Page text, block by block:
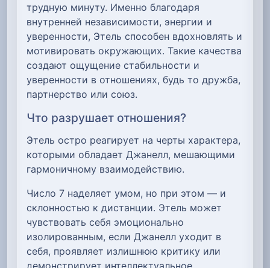
трудную минуту. Именно благодаря
внутренней независимости, энергии и
уверенности, Этель способен вдохновлять и
мотивировать окружающих. Такие качества
создают ощущение стабильности и
уверенности в отношениях, будь то дружба,
партнерство или союз.
Что разрушает отношения?
Этель остро реагирует на черты характера,
которыми обладает Джанелл, мешающими
гармоничному взаимодействию.
Число 7 наделяет умом, но при этом — и
склонностью к дистанции. Этель может
чувствовать себя эмоционально
изолированным, если Джанелл уходит в
себя, проявляет излишнюю критику или
демонстрирует интеллектуальное